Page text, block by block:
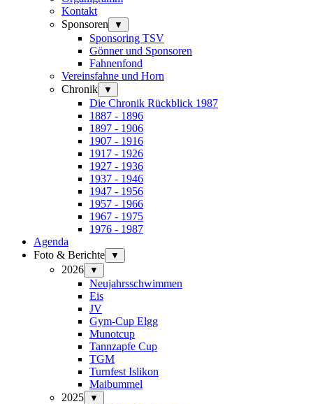
Kontakt
Sponsoren
▼
Sponsoring TSV
Gönner und Sponsoren
Fahnenfond
Vereinsfahne und Horn
Chronik
▼
Die Chronik Rückblick 1987
1887 - 1896
1897 - 1906
1907 - 1916
1917 - 1926
1927 - 1936
1937 - 1946
1947 - 1956
1957 - 1966
1967 - 1975
1976 - 1987
Agenda
Foto & Berichte
▼
2026 ▼
Neujahrsschwimmen
Eis
JV
Gym-Cup Elgg
Munotcup
Tannzapfe Cup
TGM
Turnfest Islikon
Maibummel
2025
▼